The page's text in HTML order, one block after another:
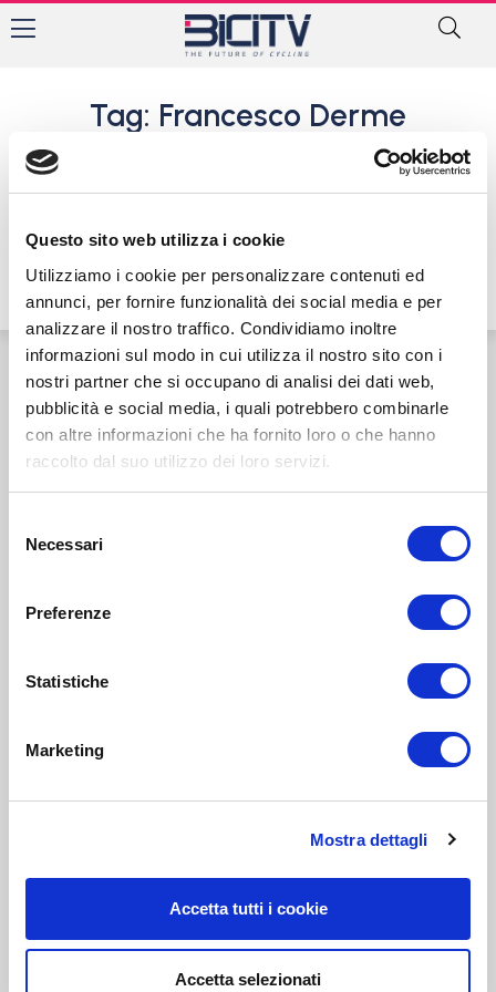
Questo sito web utilizza i cookie
Utilizziamo i cookie per personalizzare contenuti ed
annunci, per fornire funzionalità dei social media e per
analizzare il nostro traffico. Condividiamo inoltre
informazioni sul modo in cui utilizza il nostro sito con i
nostri partner che si occupano di analisi dei dati web,
pubblicità e social media, i quali potrebbero combinarle
con altre informazioni che ha fornito loro o che hanno
raccolto dal suo utilizzo dei loro servizi.
delNecessari
Preferenze
Statistiche
Marketing
Mostra dettagli
Accetta tutti i cookie
Accetta selezionati
Tag: Francesco Derme
Circuito Italiano BMX: gran
finale a Besnate. Tutti i
2 Novembre 2016